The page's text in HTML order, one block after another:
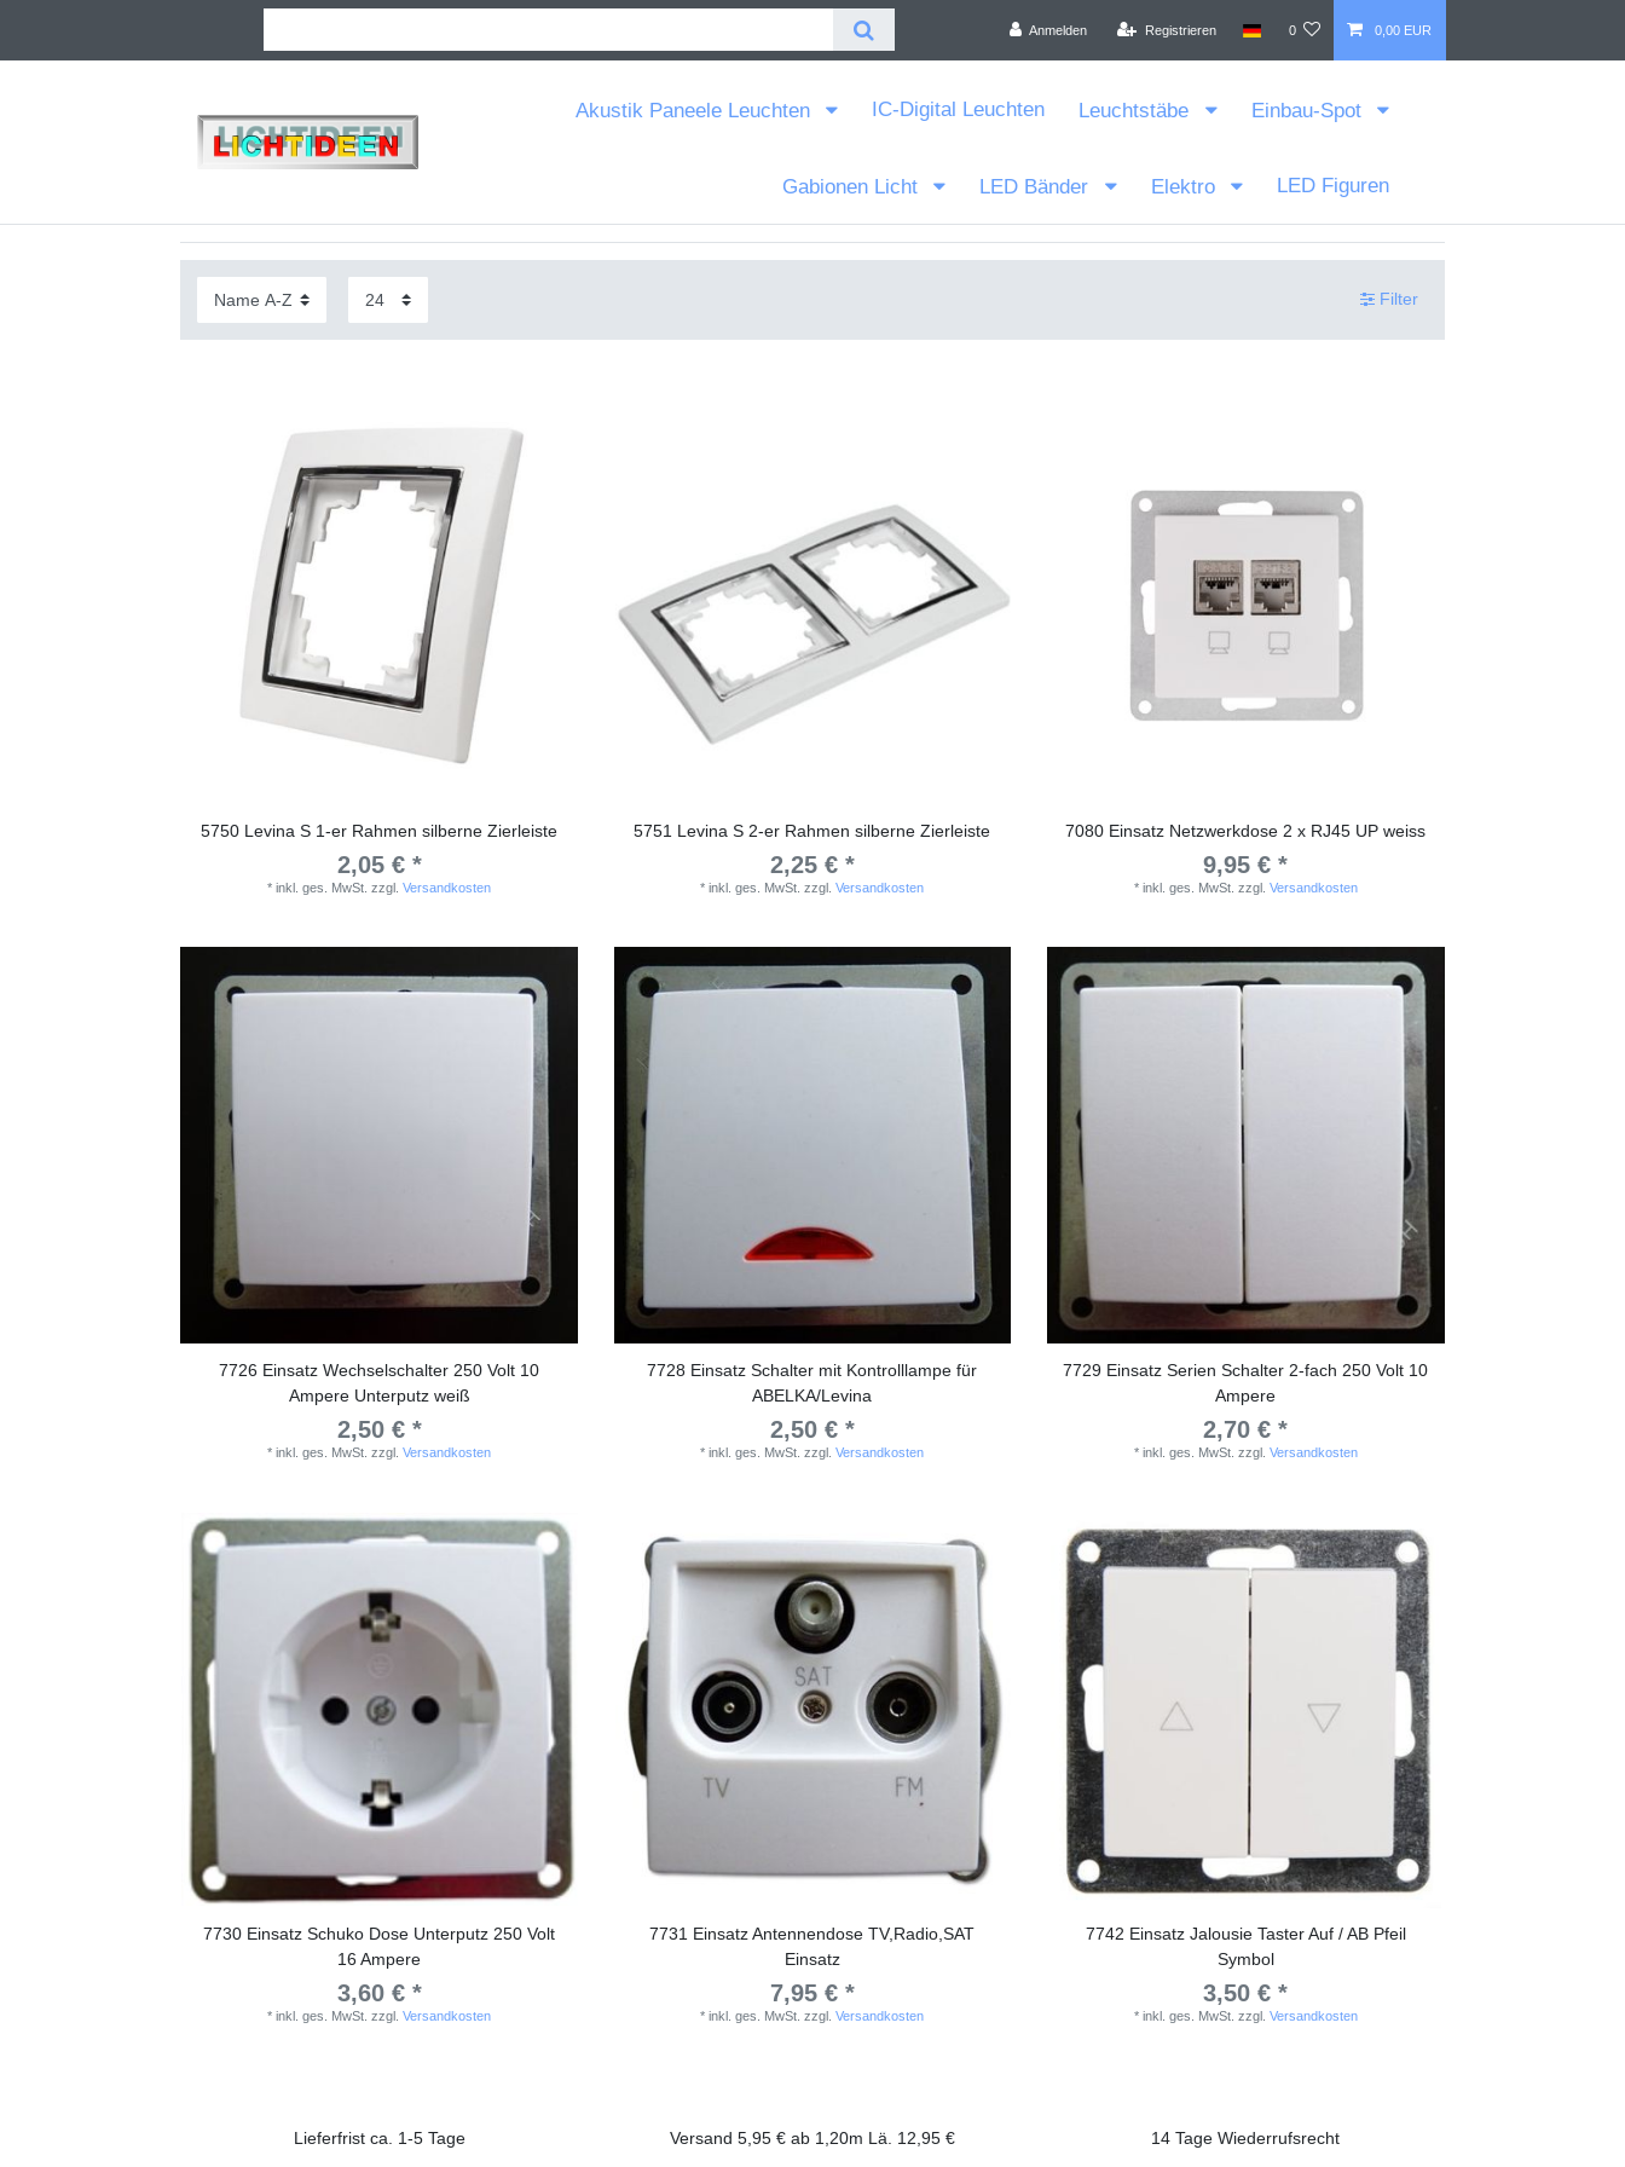
Anmelden Registrieren 0 0,00 EUR
Akustik Paneele Leuchten IC-Digital Leuchten Leuchtstäbe Einbau-Spot
Gabionen Licht LED Bänder Elektro LED Figuren
Filter
5750 Levina S 1-er Rahmen silberne Zierleiste
2,05 € *
*inkl. ges. MwSt. zzgl.Versandkosten
5751 Levina S 2-er Rahmen silberne Zierleiste
2,25 € *
*inkl. ges. MwSt. zzgl.Versandkosten
7080 Einsatz Netzwerkdose 2 x RJ45 UP weiss
9,95 € *
* inkl. ges. MwSt. zzgl. Versandkosten
7726 Einsatz Wechselschalter 250 Volt 10
Ampere Unterputz weiß
2,50 € *
*inkl. ges. MwSt. zzgl.Versandkosten
7728 Einsatz Schalter mit Kontrolllampe für
ABELKA/Levina
2,50 € *
*inkl. ges. MwSt. zzgl.Versandkosten
7729 Einsatz Serien Schalter 2-fach 250 Volt 10
Ampere
2,70 € *
* inkl. ges. MwSt. zzgl. Versandkosten
7730 Einsatz Schuko Dose Unterputz 250 Volt
16 Ampere
3,60 € *
*inkl. ges. MwSt. zzgl.Versandkosten
7731 Einsatz Antennendose TV,Radio,SAT
Einsatz
7,95 € *
*inkl. ges. MwSt. zzgl.Versandkosten
7742 Einsatz Jalousie Taster Auf / AB Pfeil
Symbol
3,50 € *
* inkl. ges. MwSt. zzgl. Versandkosten
Lieferfrist ca. 1-5 Tage Versand 5,95 € ab 1,20m Lä. 12,95 € 14 Tage Wiederrufsrecht